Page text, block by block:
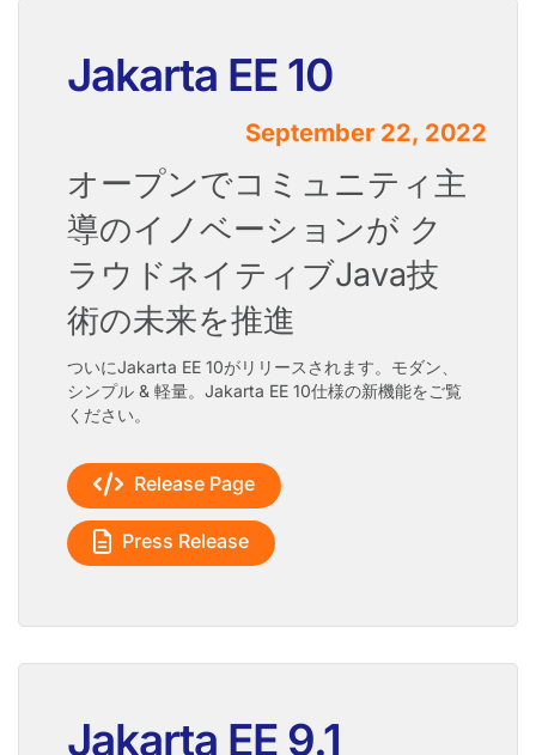
Jakarta EE 10
September 22, 2022
オープンでコミュニティ主
導のイノベーションが ク
ラウドネイティブJava技
術の未来を推進
ついにJakarta EE 10がリリースされます。モダン、
シンプル & 軽量。Jakarta EE 10仕様の新機能をご覧
ください。
Release Page
Press Release
Jakarta EE 9.1